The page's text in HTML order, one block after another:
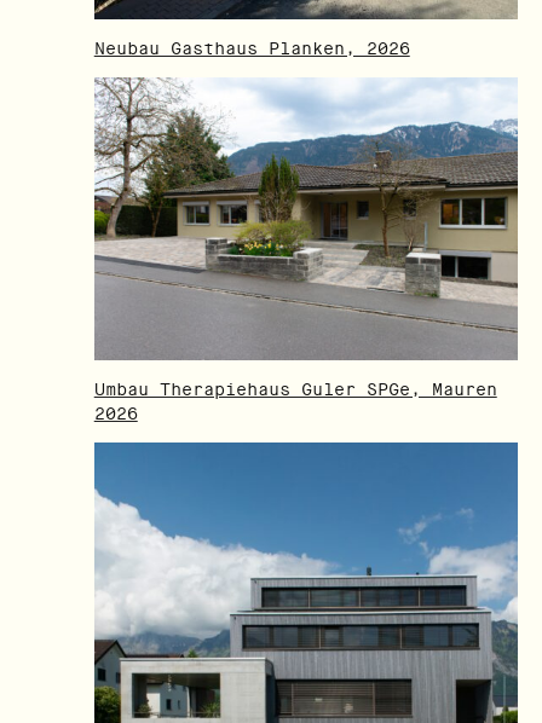
Neubau Gasthaus Planken, 2026
Umbau Therapiehaus Guler SPGe, Mauren
2026